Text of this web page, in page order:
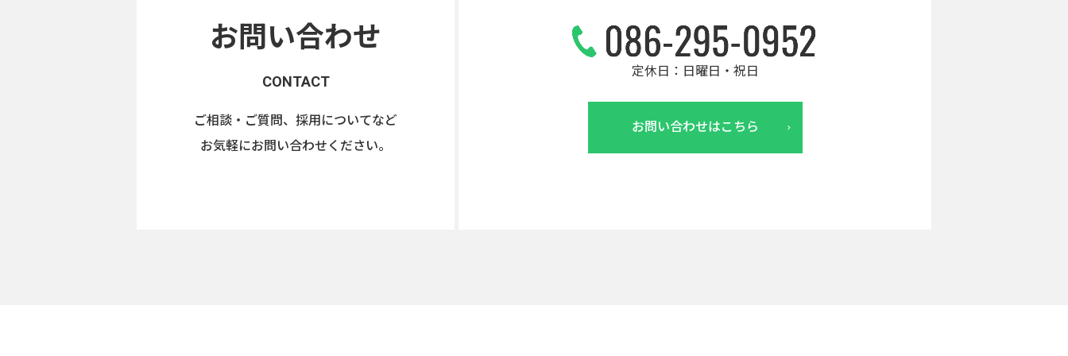
お問い合わせ
CONTACT
ご相談・ご質問、採用についてなど
お気軽にお問い合わせください。
定休日：日曜日・祝日
お問い合わせはこちら